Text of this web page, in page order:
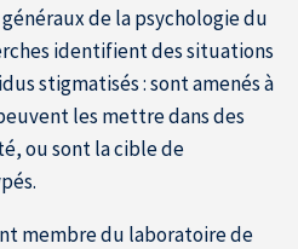
de la psychologie du
identifient des situations
stigmatisés : sont amenés à
les mettre dans des
ou sont la cible de
membre du laboratoire de